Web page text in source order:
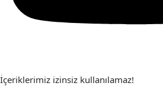
İçeriklerimiz izinsiz kullanılamaz!